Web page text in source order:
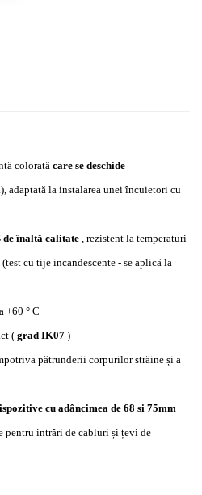
colorată care se deschide
adaptată la instalarea unei încuietori cu
de înaltă calitate , rezistent la temperaturi
cu tije incandescente - se aplică la
+60 ° C
( grad IK07 )
pătrunderii corpurilor străine și a
cu adâncimea de 68 si 75mm
pentru intrări de cabluri și țevi de